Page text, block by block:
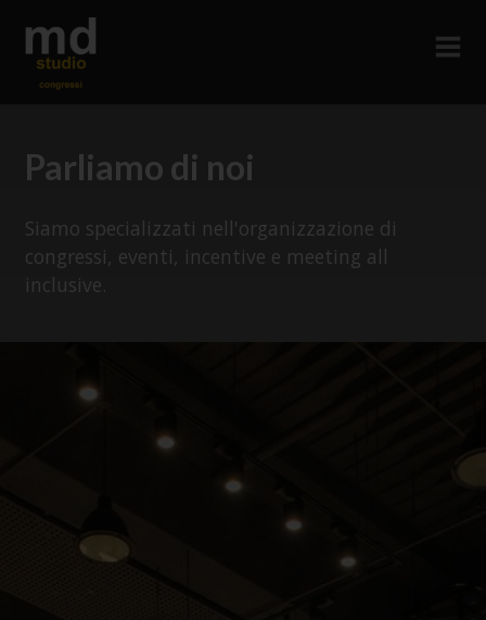
Parliamo di noi
Siamo specializzati nell'organizzazione di
congressi, eventi, incentive e meeting all
inclusive.